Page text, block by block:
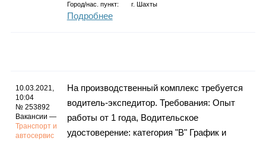
Город/нас. пункт: г. Шахты
Подробнее
10.03.2021,
10:04
№ 253892
Вакансии —
Транспорт и
автосервис
На производственный комплекс требуется
водитель-экспедитор. Требования: Опыт
работы от 1 года, Водительское
удостоверение: категория "В" График и